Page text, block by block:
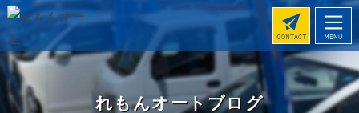
れもんオートブログ